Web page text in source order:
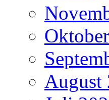
August